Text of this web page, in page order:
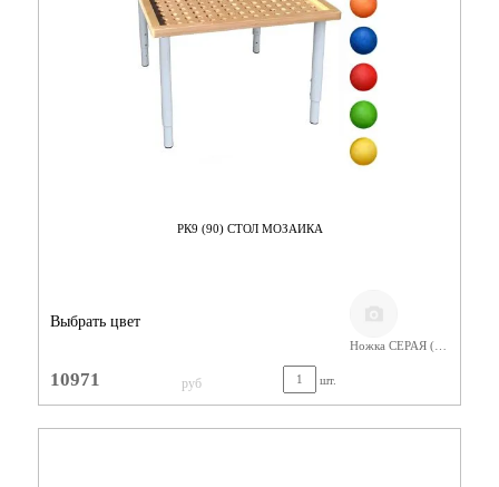
РК9 (90) СТОЛ МОЗАИКА
Выбрать цвет
10971 руб шт.